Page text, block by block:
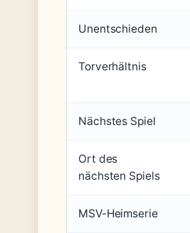
Unentschieden
Torverhältnis
Nächstes Spiel
Ort des
nächsten Spiels
MSV-Heimserie